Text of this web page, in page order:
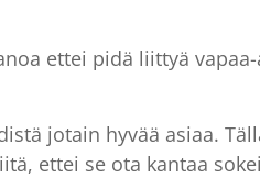
ettei pidä liittyä
jotain hyvää asiaa.
ettei se ota kantaa